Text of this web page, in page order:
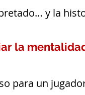
y la
la
para un